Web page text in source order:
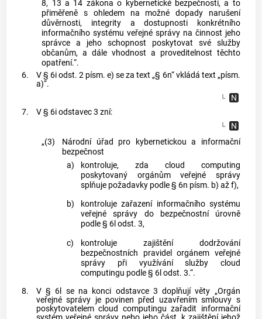
8, 13 a 14 zákona o kybernetické bezpečnosti, a to
přiměřeně s ohledem na možné dopady narušení
důvěrnosti, integrity a dostupnosti konkrétního
informačního systému veřejné správy na činnost jeho
správce a jeho schopnost poskytovat své služby
občanům, a dále vhodnost a proveditelnost těchto
opatření.“.
6.
V § 6i odst. 2 písm. e) se za text „§ 6n“ vkládá text „písm.
a)“.
7. V § 6i odstavec 3 zní:
„(3)
Národní úřad pro kybernetickou a informační
bezpečnost
a)
kontroluje, zda cloud computing
poskytovaný orgánům veřejné správy
splňuje požadavky podle § 6n písm. b) až f),
b)
kontroluje zařazení informačního systému
veřejné správy do bezpečnostní úrovně
podle § 6l odst. 3,
c)
kontroluje zajištění dodržování
bezpečnostních pravidel orgánem veřejné
správy při využívání služby cloud
computingu podle § 6l odst. 3.“.
8.
V § 6l se na konci odstavce 3 doplňují věty „Orgán
veřejné správy je povinen před uzavřením smlouvy s
poskytovatelem cloud computingu zařadit informační